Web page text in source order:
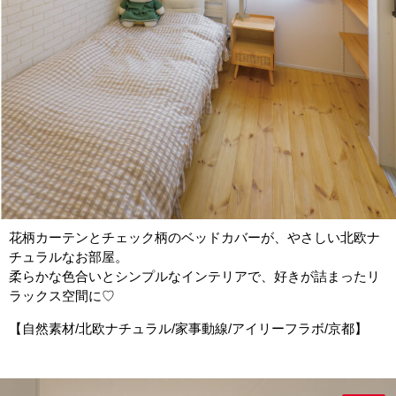
花柄カーテンとチェック柄のベッドカバーが、やさしい北欧ナ
チュラルなお部屋。
柔らかな色合いとシンプルなインテリアで、好きが詰まったリ
ラックス空間に♡
【自然素材/北欧ナチュラル/家事動線/アイリーフラボ/京都】